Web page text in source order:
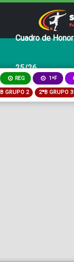
Cuadro de Honor
25/26
REG 1ªF
GRUPO 2 2ªB GRUPO 3